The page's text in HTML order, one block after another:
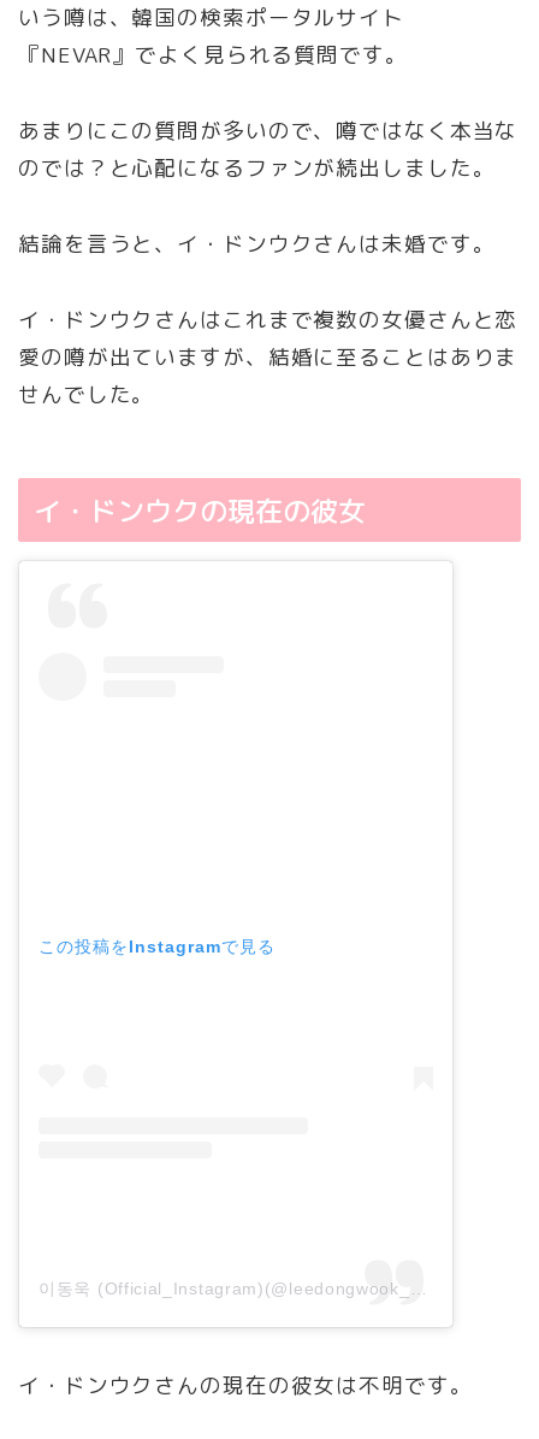
いう噂は、韓国の検索ポータルサイト
『NEVAR』でよく見られる質問です。
あまりにこの質問が多いので、噂ではなく本当な
のでは？と心配になるファンが続出しました。
結論を言うと、イ・ドンウクさんは未婚です。
イ・ドンウクさんはこれまで複数の女優さんと恋
愛の噂が出ていますが、結婚に至ることはありま
せんでした。
イ・ドンウクの現在の彼女
この投稿をInstagramで見る
이동욱 (Official_Instagram)(@leedongwook_official)がシェアした投稿
イ・ドンウクさんの現在の彼女は不明です。